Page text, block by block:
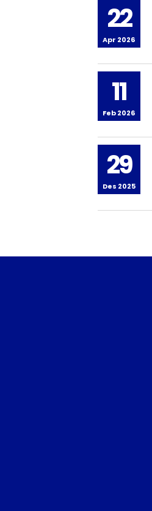
22
Apr 2026
11
Feb 2026
29
Des 2025